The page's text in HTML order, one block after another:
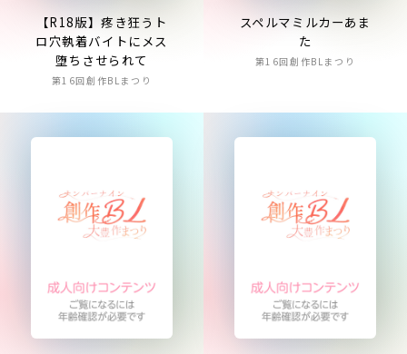
【R18版】疼き狂うト
ロ穴執着バイトにメス
堕ちさせられて
第16回創作BLまつり
スペルマミルカーあま
た
第16回創作BLまつり